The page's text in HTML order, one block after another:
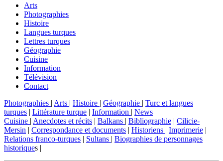
Arts
Photographies
Histoire
Langues turques
Lettres turques
Géographie
Cuisine
Information
Télévision
Contact
Photographies | Arts | Histoire | Géographie | Turc et langues
turques | Littérature turque | Information | News
Cuisine | Anecdotes et récits | Balkans | Bibliographie | Cilicie-
Mersin | Correspondance et documents | Historiens | Imprimerie |
Relations franco-turques | Sultans | Biographies de personnages
historiques |